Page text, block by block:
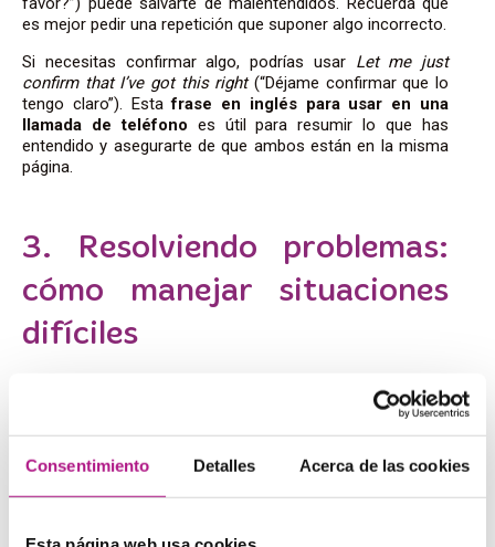
Consentimiento Detalles Acerca de las cookies
es mejor pedir una repetición que suponer algo incorrecto.
Si necesitas confirmar algo, podrías usar Let me just
confirm that I’ve got this right (“Déjame confirmar que lo
tengo claro”). Estafrase en inglés para usar en una
llamada de teléfono es útil para resumir lo que has
entendido y asegurarte de que ambos están en la misma
página.
3. Resolviendo problemas:
cómo manejar situaciones
difíciles
llamadas telefónicas en inglésson
sencillas. A veces tendrás que lidiar con problemas o
situaciones incómodas. En estos casos, mantener la
calma y ser cortés es clave.
Si el interlocutor tiene un problema o una queja puedes
I understand your concern, and I’ll do my best to assist